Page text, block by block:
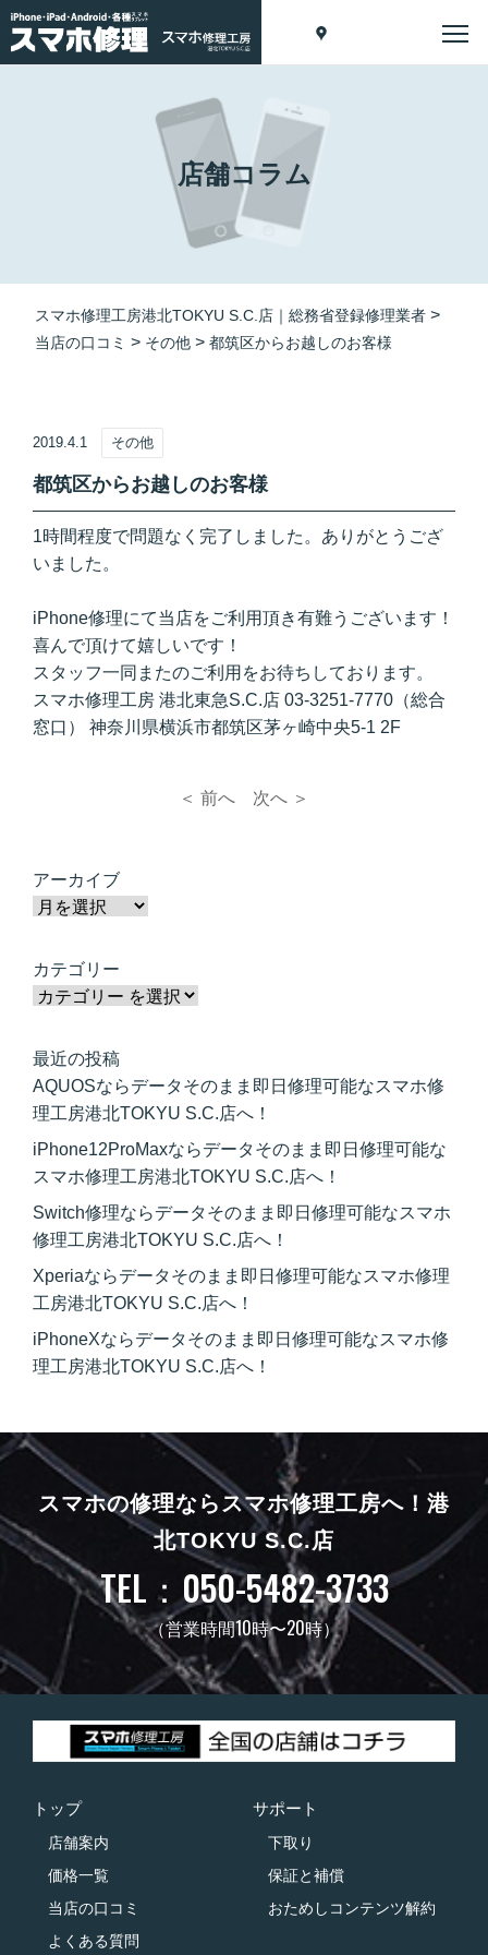
店舗コラム
スマホ修理工房港北TOKYU S.C.店｜総務省登録修理業者 >
当店の口コミ > その他 > 都筑区からお越しのお客様
2019.4.1 その他
都筑区からお越しのお客様
1時間程度で問題なく完了しました。ありがとうござ
いました。
iPhone修理にて当店をご利用頂き有難うございます！
喜んで頂けて嬉しいです！
スタッフ一同またのご利用をお待ちしております。
スマホ修理工房 港北東急S.C.店 03-3251-7770（総合
窓口） 神奈川県横浜市都筑区茅ヶ崎中央5-1 2F
＜ 前へ 次へ ＞
アーカイブ
カテゴリー
最近の投稿
AQUOSならデータそのまま即日修理可能なスマホ修
理工房港北TOKYU S.C.店へ！
iPhone12ProMaxならデータそのまま即日修理可能な
スマホ修理工房港北TOKYU S.C.店へ！
Switch修理ならデータそのまま即日修理可能なスマホ
修理工房港北TOKYU S.C.店へ！
Xperiaならデータそのまま即日修理可能なスマホ修理
工房港北TOKYU S.C.店へ！
iPhoneXならデータそのまま即日修理可能なスマホ修
理工房港北TOKYU S.C.店へ！
スマホの修理ならスマホ修理工房へ！ 港
北TOKYU S.C.店
TEL：050-5482-3733
（営業時間10時〜20時）
トップ
店舗案内
価格一覧
当店の口コミ
よくある質問
サポート
下取り
保証と補償
おためしコンテンツ解約